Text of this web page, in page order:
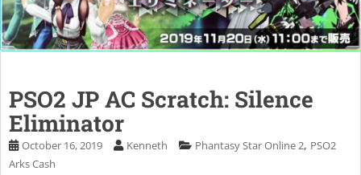
a
i
n
PSO2 JP AC Scratch: Silence
Eliminator
October 16, 2019 Kenneth Phantasy Star Online 2, PSO2
Arks Cash